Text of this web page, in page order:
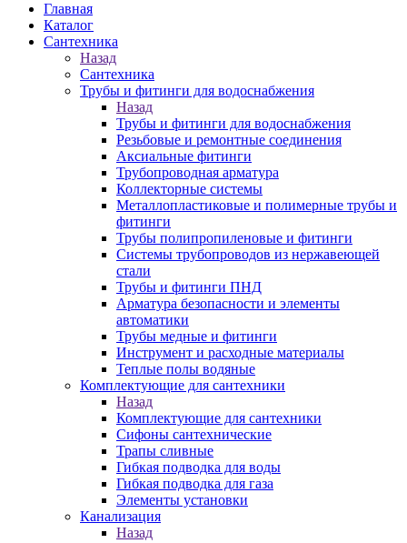
Главная
Каталог
Сантехника
Назад
Сантехника
Трубы и фитинги для водоснабжения
Назад
Трубы и фитинги для водоснабжения
Резьбовые и ремонтные соединения
Аксиальные фитинги
Трубопроводная арматура
Коллекторные системы
Металлопластиковые и полимерные трубы и
фитинги
Трубы полипропиленовые и фитинги
Системы трубопроводов из нержавеющей
стали
Трубы и фитинги ПНД
Арматура безопасности и элементы
автоматики
Трубы медные и фитинги
Инструмент и расходные материалы
Теплые полы водяные
Комплектующие для сантехники
Назад
Комплектующие для сантехники
Сифоны сантехнические
Трапы сливные
Гибкая подводка для воды
Гибкая подводка для газа
Элементы установки
Канализация
Назад